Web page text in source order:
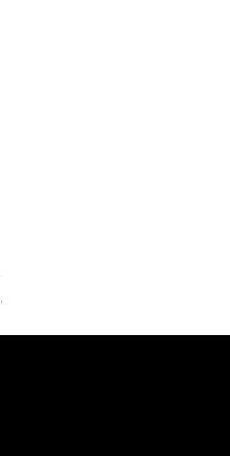
Price
€213.00
VAT Included